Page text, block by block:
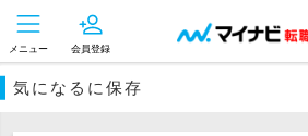
メニュー 会員登録
気になるに保存